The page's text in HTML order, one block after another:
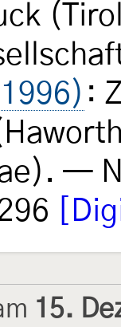
:
—
15.